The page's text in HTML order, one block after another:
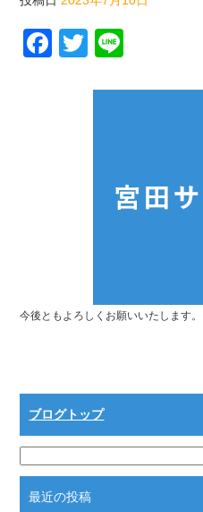
Facebook
Twitter
今後ともよろしくお願いいたします。
ブログトップ
最近の投稿